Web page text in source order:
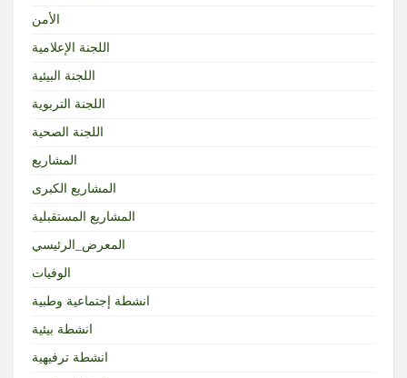
الأمن
اللجنة الإعلامية
اللجنة البيئية
اللجنة التربوية
اللجنة الصحية
المشاريع
المشاريع الكبرى
المشاريع المستقبلية
المعرض_الرئيسي
الوفيات
انشطة إجتماعية وطبية
انشطة بيئية
انشطة ترفيهية